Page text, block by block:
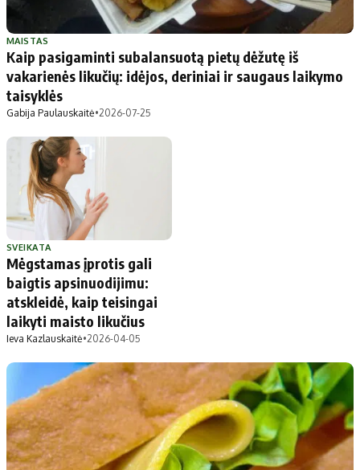
Dirbtinis intelektas
Gineso rekordai
Indėlių palūkanos
Ekonomikos naujienos
Didžiosios savivaldybės
Vilniaus miesto
Kauno miesto
Klaipėdos miesto
Panevėžio miesto
Šiaulių miesto
Alytaus miesto
Marijampolės
Apie mus
Autoriai
Kontaktai
Privatumo politika
MAISTAS
Kaip pasigaminti subalansuotą pietų dėžutę iš
vakarienės likučių: idėjos, deriniai ir saugaus laikymo
taisyklės
Gabija Paulauskaitė•2026-07-25
SVEIKATA
Mėgstamas įprotis gali
baigtis apsinuodijimu:
atskleidė, kaip teisingai
laikyti maisto likučius
Ieva Kazlauskaitė•2026-04-05